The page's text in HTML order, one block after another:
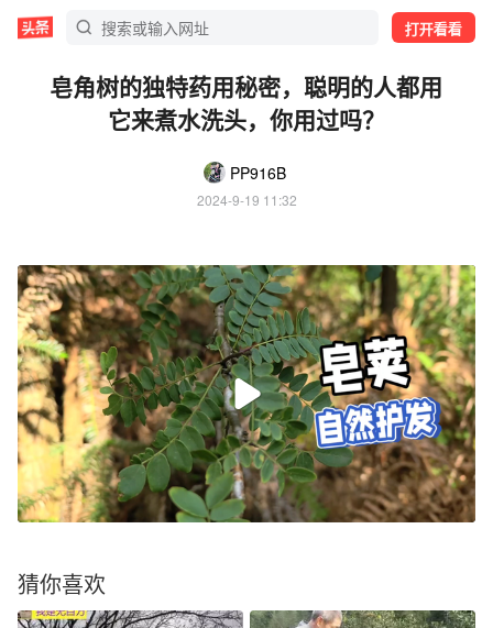
打开看看
皂角树的独特药用秘密，聪明的人都用
它来煮水洗头，你用过吗？
PP916B
2024-9-19 11:32
猜你喜欢